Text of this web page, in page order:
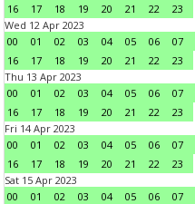
16
17 18 19 20 21 22
23
Wed 12 Apr 2023
00
01 02 03 04 05 06 07
16
17 18 19 20 21 22
23
Thu 13 Apr 2023
00
01 02 03 04 05 06 07
16
17 18 19 20 21 22
23
Fri 14 Apr 2023
00
01 02 03 04 05 06 07
16
17 18 19 20 21 22
23
Sat 15 Apr 2023
00
01 02 03 04 05 06 07